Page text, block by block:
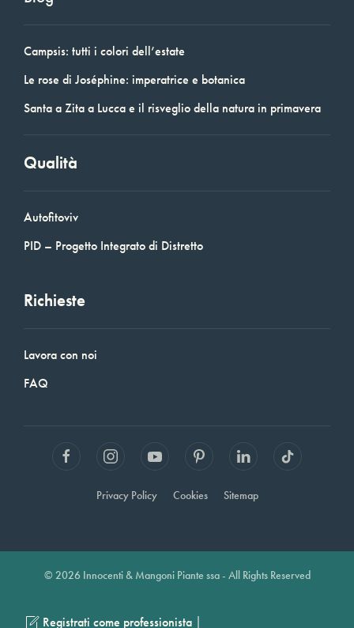
Campsis: tutti i colori dell’estate
Le rose di Joséphine: imperatrice e botanica
Santa a Zita a Lucca e il risveglio della natura in primavera
Qualità
Autofitoviv
PID – Progetto Integrato di Distretto
Richieste
Lavora con noi
FAQ
Privacy Policy Cookies Sitemap
© 2026 Innocenti & Mangoni Piante ssa - All Rights Reserved
Registrati come professionista |